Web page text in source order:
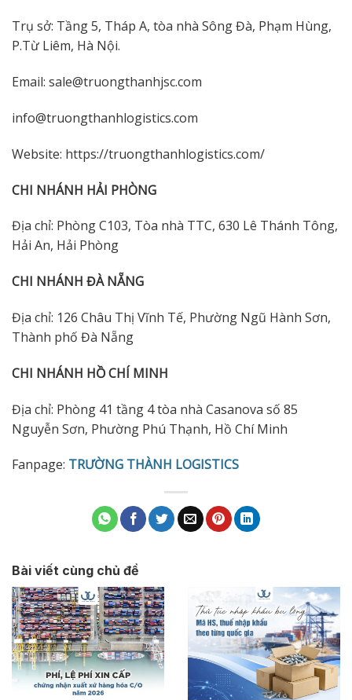
Trụ sở: Tầng 5, Tháp A, tòa nhà Sông Đà, Phạm Hùng,
P.Từ Liêm, Hà Nội.
Email: sale@truongthanhjsc.com
info@truongthanhlogistics.com
Website: https://truongthanhlogistics.com/
CHI NHÁNH HẢI PHÒNG
Địa chỉ: Phòng C103, Tòa nhà TTC, 630 Lê Thánh Tông,
Hải An, Hải Phòng
CHI NHÁNH ĐÀ NẴNG
Địa chỉ: 126 Châu Thị Vĩnh Tế, Phường Ngũ Hành Sơn,
Thành phố Đà Nẵng
CHI NHÁNH HỒ CHÍ MINH
Địa chỉ: Phòng 41 tầng 4 tòa nhà Casanova số 85
Nguyễn Sơn, Phường Phú Thạnh, Hồ Chí Minh
Fanpage: TRƯỜNG THÀNH LOGISTICS
Bài viết cùng chủ đề